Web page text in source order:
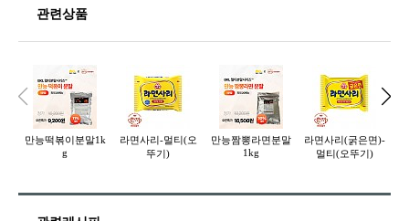
관련상품
만능떡볶이분말1k
g
라면사리-멀티(오
뚜기)
만능짬뽕라면분말
1kg
라면사리(굵은면)-
멀티(오뚜기)